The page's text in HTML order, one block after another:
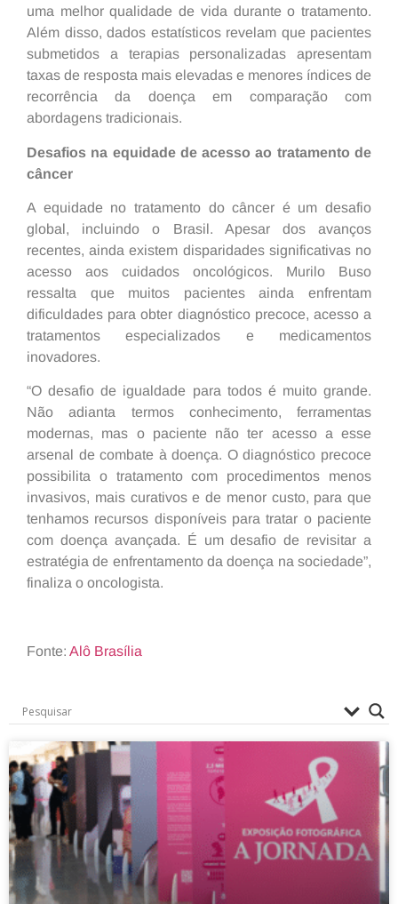
uma melhor qualidade de vida durante o tratamento.
Além disso, dados estatísticos revelam que pacientes
submetidos a terapias personalizadas apresentam
taxas de resposta mais elevadas e menores índices de
recorrência da doença em comparação com
abordagens tradicionais.
Desafios na equidade de acesso ao tratamento de
câncer
A equidade no tratamento do câncer é um desafio
global, incluindo o Brasil. Apesar dos avanços
recentes, ainda existem disparidades significativas no
acesso aos cuidados oncológicos. Murilo Buso
ressalta que muitos pacientes ainda enfrentam
dificuldades para obter diagnóstico precoce, acesso a
tratamentos especializados e medicamentos
inovadores.
“O desafio de igualdade para todos é muito grande.
Não adianta termos conhecimento, ferramentas
modernas, mas o paciente não ter acesso a esse
arsenal de combate à doença. O diagnóstico precoce
possibilita o tratamento com procedimentos menos
invasivos, mais curativos e de menor custo, para que
tenhamos recursos disponíveis para tratar o paciente
com doença avançada. É um desafio de revisitar a
estratégia de enfrentamento da doença na sociedade”,
finaliza o oncologista.
Fonte: Alô Brasília